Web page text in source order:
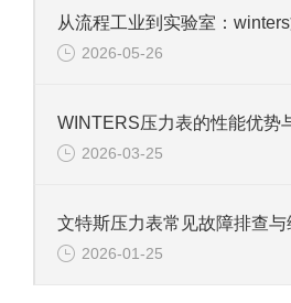
2026-05-26
2026-03-25
2026-01-25